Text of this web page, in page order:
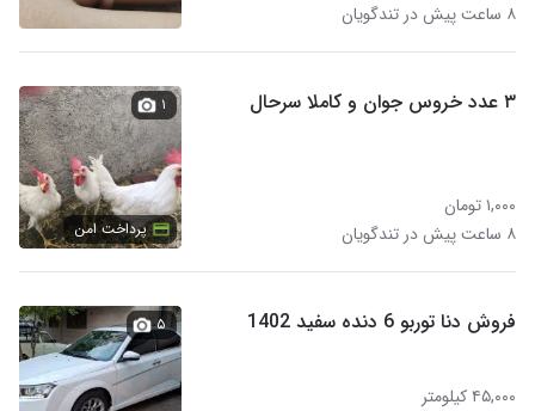
۸ ساعت پیش در تندگویان
۳ عدد خروس جوان و کاملا سرحال
۱,۰۰۰ تومان
۸ ساعت پیش در تندگویان
۱
پرداخت امن
فروش دنا توربو 6 دنده سفید 1402
۴۵,۰۰۰ کیلومتر
۵